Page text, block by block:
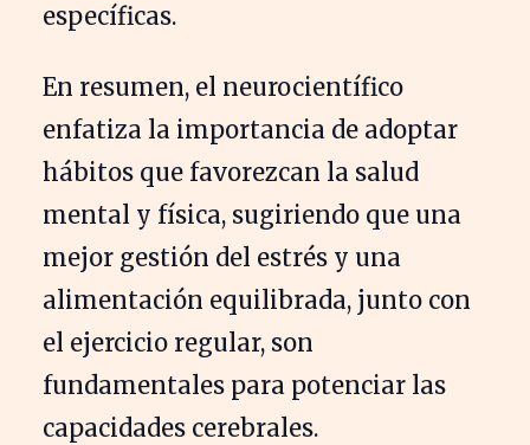
específicas.
En resumen, el neurocientífico
enfatiza la importancia de adoptar
hábitos que favorezcan la salud
mental y física, sugiriendo que una
mejor gestión del estrés y una
alimentación equilibrada, junto con
el ejercicio regular, son
fundamentales para potenciar las
capacidades cerebrales.